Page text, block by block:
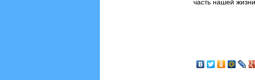
часть нашей